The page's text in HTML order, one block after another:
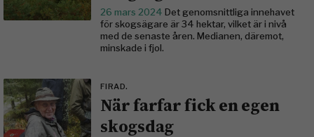
26 mars 2024 Det genomsnittliga innehavet
för skogsägare är 34 hektar, vilket är i nivå
med de senaste åren. Medianen, däremot,
minskade i fjol.
FIRAD.
När farfar fick en egen
skogsdag